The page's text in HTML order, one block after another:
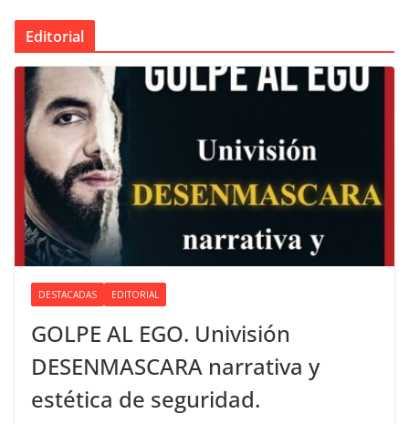
Editorial
DESTACADAS EDITORIAL
GOLPE AL EGO. Univisión
DESENMASCARA narrativa y
estética de seguridad.